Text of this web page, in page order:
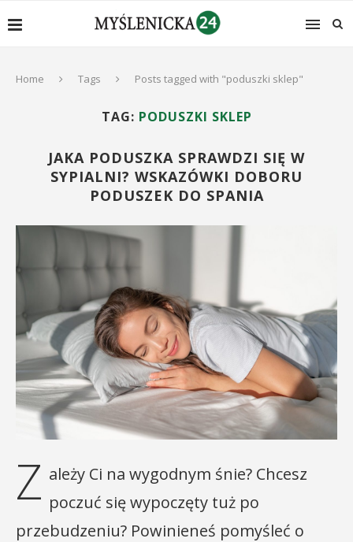
Home Tags Posts tagged with "poduszki sklep"
TAG: PODUSZKI SKLEP
JAKA PODUSZKA SPRAWDZI SIĘ W
SYPIALNI? WSKAZÓWKI DOBORU
PODUSZEK DO SPANIA
Z ależy Ci na wygodnym śnie? Chcesz
poczuć się wypoczęty tuż po
przebudzeniu? Powinieneś pomyśleć o